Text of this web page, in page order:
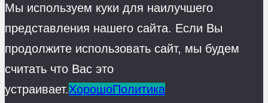
Мы используем куки для наилучшего
представления нашего сайта. Если Вы
продолжите использовать сайт, мы будем
считать что Вас это
устраивает.ХорошоПолитика